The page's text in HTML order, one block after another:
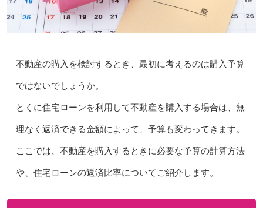
不動産の購入を検討するとき、最初に考えるのは購入予算
ではないでしょうか。
とくに住宅ローンを利用して不動産を購入する場合は、無
理なく返済できる金額によって、予算も変わってきます。
ここでは、不動産を購入するときに必要な予算の計算方法
や、住宅ローンの返済比率についてご紹介します。